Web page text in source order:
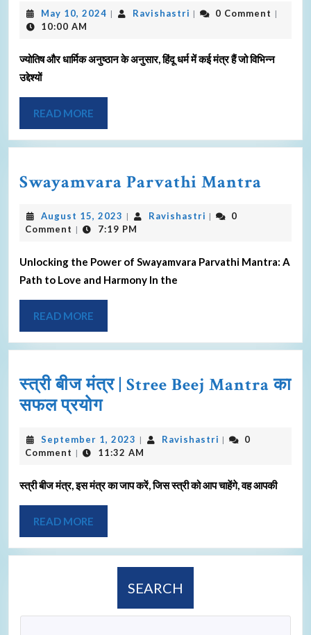
May 10, 2024 | Ravishastri | 0 Comment |
10:00 AM
ज्योतिष और धार्मिक अनुष्ठान के अनुसार, हिंदू धर्म में कई मंत्र हैं जो विभिन्न
उद्देश्यों
READ MORE
Swayamvara Parvathi Mantra
August 15, 2023 | Ravishastri |
0
Comment | 7:19 PM
Unlocking the Power of Swayamvara Parvathi Mantra: A
Path to Love and Harmony In the
READ MORE
स्त्री बीज मंत्र | Stree Beej Mantra का
सफल प्रयोग
September 1, 2023 | Ravishastri |
0
Comment | 11:32 AM
स्त्री बीज मंत्र, इस मंत्र का जाप करें, जिस स्त्री को आप चाहेंगे, वह आपकी
READ MORE
SEARCH